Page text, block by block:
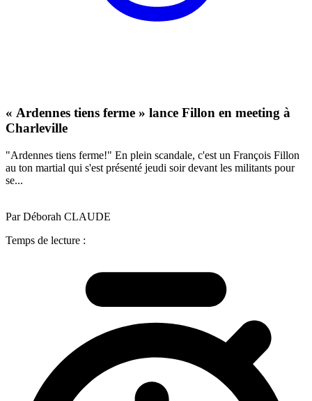
« Ardennes tiens ferme » lance Fillon en meeting à
Charleville
"Ardennes tiens ferme!" En plein scandale, c'est un François Fillon
au ton martial qui s'est présenté jeudi soir devant les militants pour
se...
Par Déborah CLAUDE
Temps de lecture :